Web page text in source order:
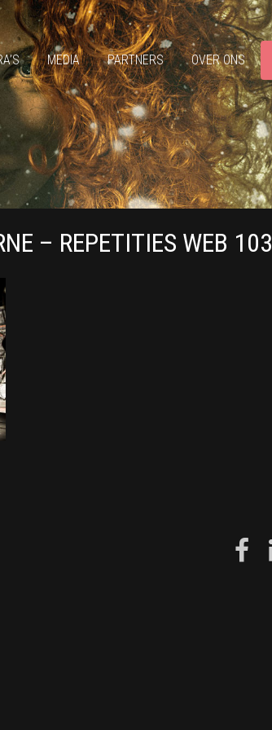
MEDIA PARTNERS OVER ONS
– REPETITIES WEB 103